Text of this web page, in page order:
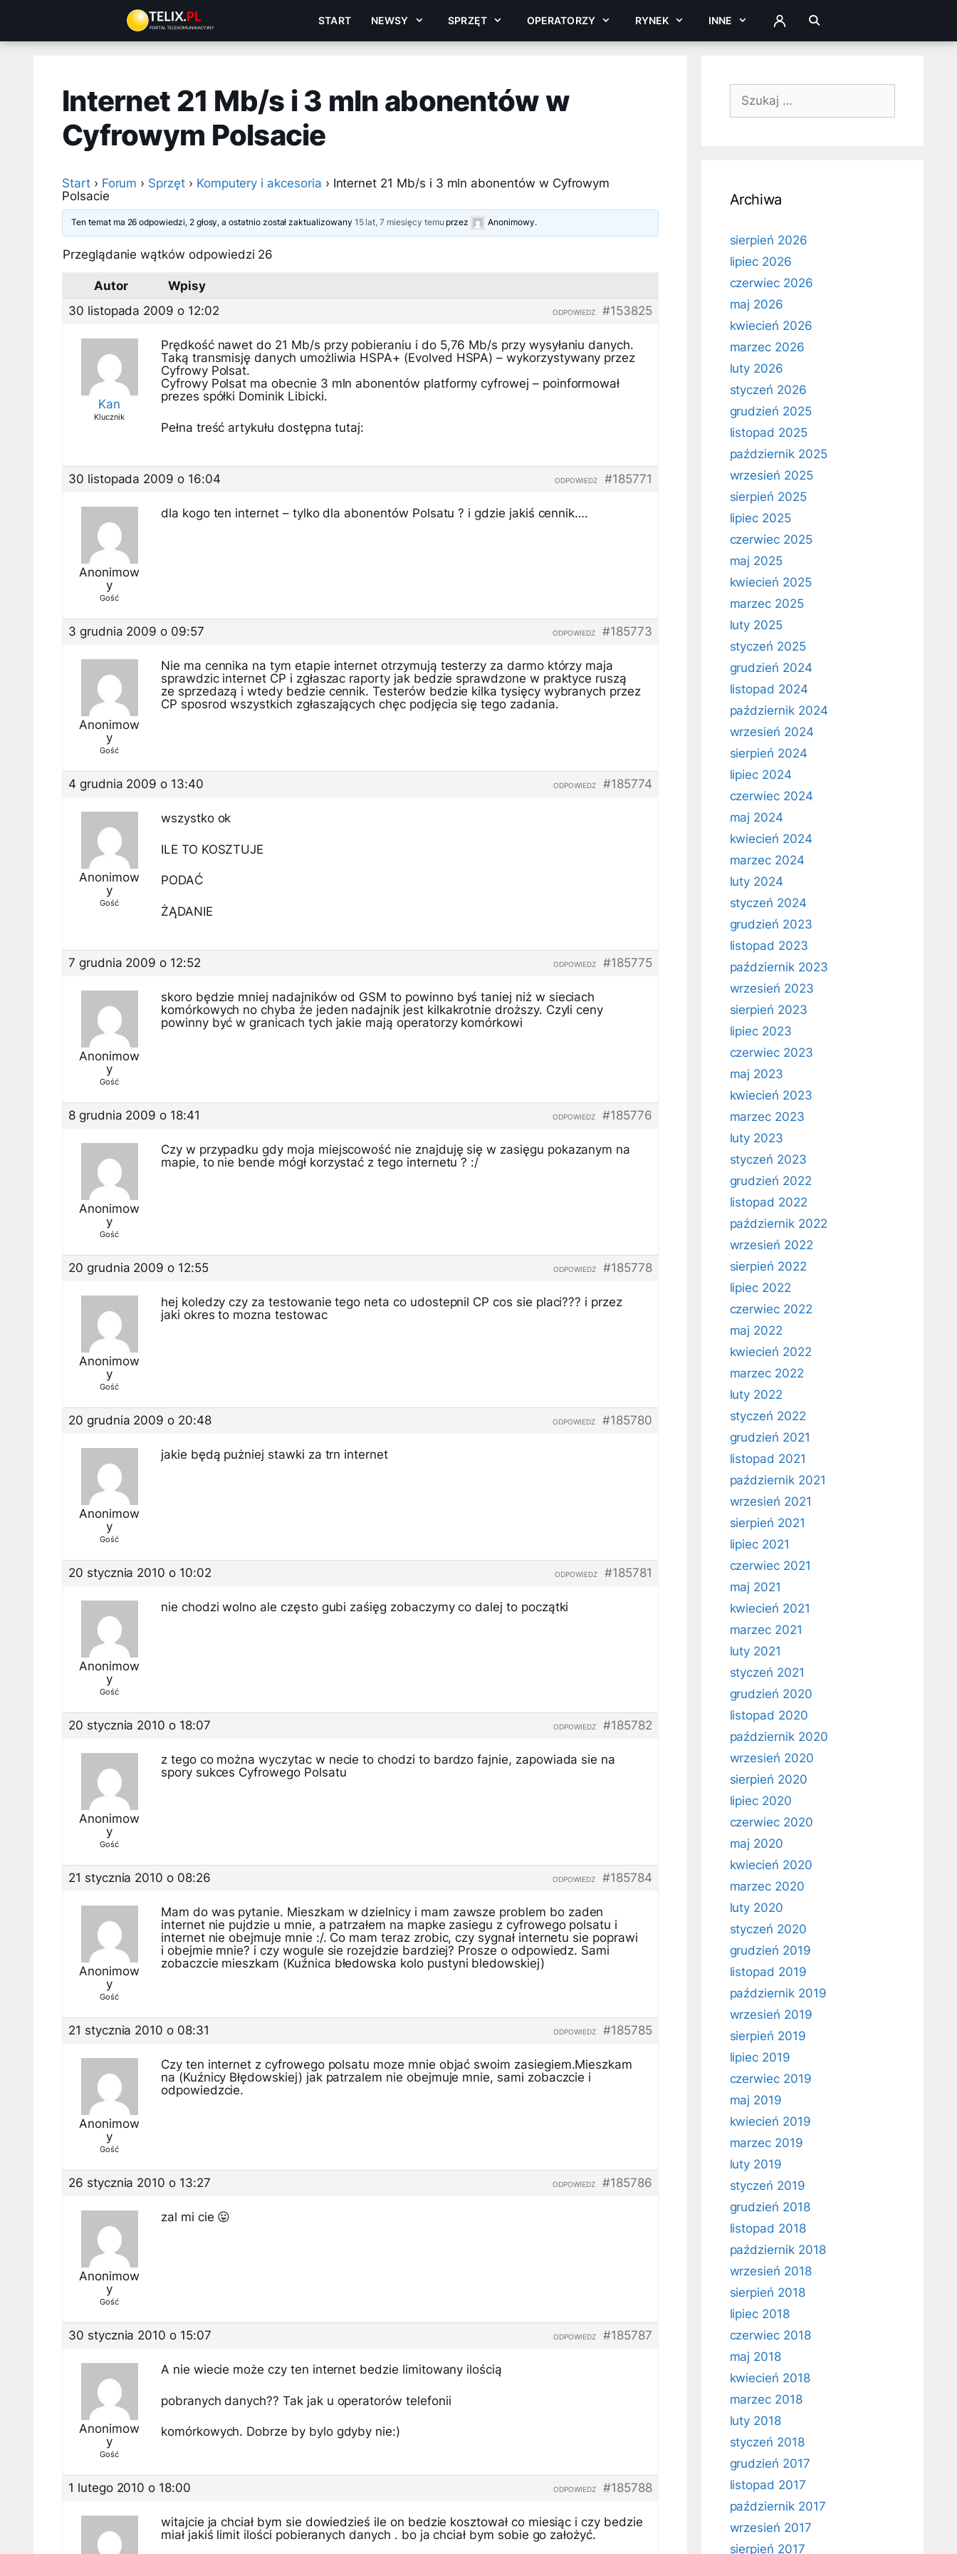
treści
START NEWSY SPRZĘT OPERATORZY RYNEK INNE ZALOGUJ
Internet 21 Mb/s i 3 mln abonentów w
Cyfrowym Polsacie
Start › Forum › Sprzęt › Komputery i akcesoria › Internet 21 Mb/s i 3 mln abonentów w Cyfrowym
Polsacie
Ten temat ma 26 odpowiedzi, 2 głosy, a ostatnio został zaktualizowany 15 lat, 7 miesięcy temu przez Anonimowy.
Przeglądanie wątków odpowiedzi 26
Autor
Wpisy
30 listopada 2009 o 12:02
#153825
ODPOWIEDZ
Kan
Klucznik
Prędkość nawet do 21 Mb/s przy pobieraniu i do 5,76 Mb/s przy wysyłaniu danych.
Taką transmisję danych umożliwia HSPA+ (Evolved HSPA) – wykorzystywany przez
Cyfrowy Polsat.
Cyfrowy Polsat ma obecnie 3 mln abonentów platformy cyfrowej – poinformował
prezes spółki Dominik Libicki.
Pełna treść artykułu dostępna tutaj:
30 listopada 2009 o 16:04 #185771
ODPOWIEDZ
Anonimow
y
Gość
dla kogo ten internet – tylko dla abonentów Polsatu ? i gdzie jakiś cennik….
3 grudnia 2009 o 09:57 #185773
ODPOWIEDZ
Anonimow
y
Gość
Nie ma cennika na tym etapie internet otrzymują testerzy za darmo którzy maja
sprawdzic internet CP i zgłaszac raporty jak bedzie sprawdzone w praktyce ruszą
ze sprzedazą i wtedy bedzie cennik. Testerów bedzie kilka tysięcy wybranych przez
CP sposrod wszystkich zgłaszających chęc podjęcia się tego zadania.
4 grudnia 2009 o 13:40 #185774
ODPOWIEDZ
Anonimow
y
Gość
wszystko ok
ILE TO KOSZTUJE
PODAĆ
ŻĄDANIE
7 grudnia 2009 o 12:52 #185775
ODPOWIEDZ
Anonimow
y
Gość
skoro będzie mniej nadajników od GSM to powinno byś taniej niż w sieciach
komórkowych no chyba że jeden nadajnik jest kilkakrotnie droższy. Czyli ceny
powinny być w granicach tych jakie mają operatorzy komórkowi
8 grudnia 2009 o 18:41 #185776
ODPOWIEDZ
Anonimow
y
Gość
Czy w przypadku gdy moja miejscowość nie znajduję się w zasięgu pokazanym na
mapie, to nie bende mógł korzystać z tego internetu ? :/
20 grudnia 2009 o 12:55 #185778
ODPOWIEDZ
Anonimow
y
Gość
hej koledzy czy za testowanie tego neta co udostepnil CP cos sie placi??? i przez
jaki okres to mozna testowac
20 grudnia 2009 o 20:48 #185780
ODPOWIEDZ
Anonimow
y
Gość
jakie będą pużniej stawki za trn internet
20 stycznia 2010 o 10:02 #185781
ODPOWIEDZ
Anonimow
y
Gość
nie chodzi wolno ale często gubi zaśięg zobaczymy co dalej to początki
20 stycznia 2010 o 18:07 #185782
ODPOWIEDZ
Anonimow
y
Gość
z tego co można wyczytac w necie to chodzi to bardzo fajnie, zapowiada sie na
spory sukces Cyfrowego Polsatu
21 stycznia 2010 o 08:26 #185784
ODPOWIEDZ
Anonimow
y
Gość
Mam do was pytanie. Mieszkam w dzielnicy i mam zawsze problem bo zaden
internet nie pujdzie u mnie, a patrzałem na mapke zasiegu z cyfrowego polsatu i
internet nie obejmuje mnie :/. Co mam teraz zrobic, czy sygnał internetu sie poprawi
i obejmie mnie? i czy wogule sie rozejdzie bardziej? Prosze o odpowiedz. Sami
zobaczcie mieszkam (Kuźnica błedowska kolo pustyni bledowskiej)
21 stycznia 2010 o 08:31 #185785
ODPOWIEDZ
Anonimow
y
Gość
Czy ten internet z cyfrowego polsatu moze mnie objać swoim zasiegiem.Mieszkam
na (Kuźnicy Błędowskiej) jak patrzalem nie obejmuje mnie, sami zobaczcie i
odpowiedzcie.
26 stycznia 2010 o 13:27 #185786
ODPOWIEDZ
Anonimow
y
Gość
zal mi cie 😛
30 stycznia 2010 o 15:07 #185787
ODPOWIEDZ
Anonimow
y
Gość
A nie wiecie może czy ten internet bedzie limitowany ilością
pobranych danych?? Tak jak u operatorów telefonii
komórkowych. Dobrze by bylo gdyby nie:)
1 lutego 2010 o 18:00 #185788
ODPOWIEDZ
witajcie ja chciał bym sie dowiedzieś ile on bedzie kosztował co miesiąc i czy bedzie
miał jakiś limit ilości pobieranych danych . bo ja chciał bym sobie go założyć.
Szukaj:
Archiwa
sierpień 2026
lipiec 2026
czerwiec 2026
maj 2026
kwiecień 2026
marzec 2026
luty 2026
styczeń 2026
grudzień 2025
listopad 2025
październik 2025
wrzesień 2025
sierpień 2025
lipiec 2025
czerwiec 2025
maj 2025
kwiecień 2025
marzec 2025
luty 2025
styczeń 2025
grudzień 2024
listopad 2024
październik 2024
wrzesień 2024
sierpień 2024
lipiec 2024
czerwiec 2024
maj 2024
kwiecień 2024
marzec 2024
luty 2024
styczeń 2024
grudzień 2023
listopad 2023
październik 2023
wrzesień 2023
sierpień 2023
lipiec 2023
czerwiec 2023
maj 2023
kwiecień 2023
marzec 2023
luty 2023
styczeń 2023
grudzień 2022
listopad 2022
październik 2022
wrzesień 2022
sierpień 2022
lipiec 2022
czerwiec 2022
maj 2022
kwiecień 2022
marzec 2022
luty 2022
styczeń 2022
grudzień 2021
listopad 2021
październik 2021
wrzesień 2021
sierpień 2021
lipiec 2021
czerwiec 2021
maj 2021
kwiecień 2021
marzec 2021
luty 2021
styczeń 2021
grudzień 2020
listopad 2020
październik 2020
wrzesień 2020
sierpień 2020
lipiec 2020
czerwiec 2020
maj 2020
kwiecień 2020
marzec 2020
luty 2020
styczeń 2020
grudzień 2019
listopad 2019
październik 2019
wrzesień 2019
sierpień 2019
lipiec 2019
czerwiec 2019
maj 2019
kwiecień 2019
marzec 2019
luty 2019
styczeń 2019
grudzień 2018
listopad 2018
październik 2018
wrzesień 2018
sierpień 2018
lipiec 2018
czerwiec 2018
maj 2018
kwiecień 2018
marzec 2018
luty 2018
styczeń 2018
grudzień 2017
listopad 2017
październik 2017
wrzesień 2017
sierpień 2017